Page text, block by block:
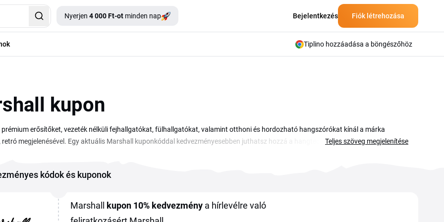
Nyerjen 4 000 Ft-ot minden nap Bejelentkezés Fiók létrehozása
Tiplino hozzáadása a böngészőhöz
kupon
prémium erősítőket, vezeték nélküli fejhallgatókat, fülhallgatókat, valamint otthoni és hordozható hangszórókat kínál a márka
retró megjelenésével. Egy aktuális Marshall kuponkóddal kedvezményesebben juthatsz hozzá a hangtechnikai termékekhez, legyen
a kosárban a megrendelés véglegesítése előtt. Így a kiválasztott hangszóró vagy fejhallgató ára azonnal csökken, mielőtt fizetnél.
Teljes szöveg megjelenítése
kódok és kuponok
Marshall kupon 10% kedvezmény a hírlevélre való